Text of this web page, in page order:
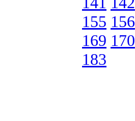
155 156
169 170
183